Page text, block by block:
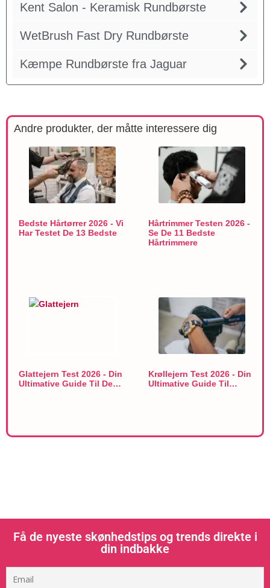
Kent Salon - Keramisk Rundbørste
WetBrush Fast Dry Rundbørste
Kæmpe Rundbørste fra Jaguar
Andre produkter, der måtte interessere dig
Bedste Hårtørrer 2026 - Vi
Har Testet De 13 Bedste
Hårtrimmer Testen 2026 -
Se De 11 Bedste
Hårtrimmere
Glattejern Test 2026 - Din
Ultimative Guide Til De…
Krøllejern Test 2026 - Din
Ultimative Guide Til…
Få de nyeste skønhedstips og trends direkte i
din indbakke